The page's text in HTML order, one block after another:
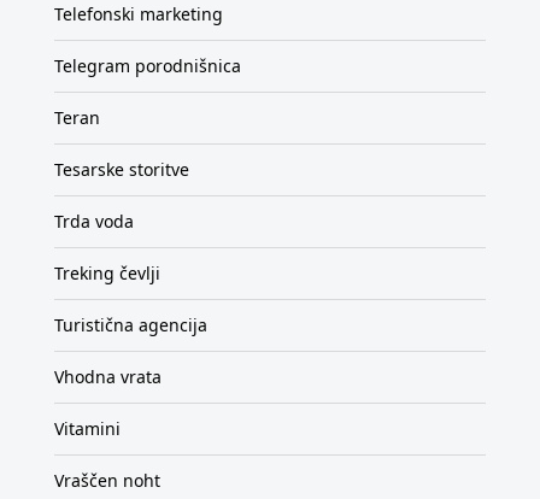
Telefonski marketing
Telegram porodnišnica
Teran
Tesarske storitve
Trda voda
Treking čevlji
Turistična agencija
Vhodna vrata
Vitamini
Vraščen noht